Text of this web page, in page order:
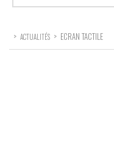
> ACTUALITÉS > ECRAN TACTILE